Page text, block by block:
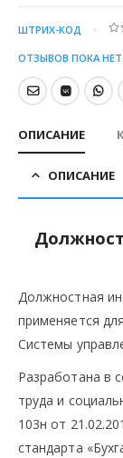
ШТРИХ-КОД
ОТЗЫВОВ ПОКА НЕТ.
ОПИСАНИЕ
ОПИСАНИЕ
Должностная
применяется
Системы
Разработана в
труда и
103н от
стандарта